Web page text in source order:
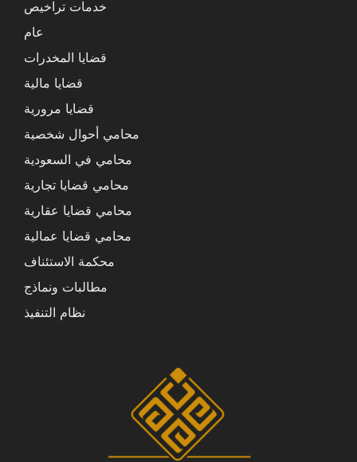
خدمات تراخيص
عام
قضايا المخدرات
قضايا مالية
قضايا مرورية
محامي أحوال شخصية
محامي في السعودية
محامي قضايا تجارية
محامي قضايا عقارية
محامي قضايا عمالية
محكمة الاستئناف
مطالبات ونماذج
نظام التنفيذ